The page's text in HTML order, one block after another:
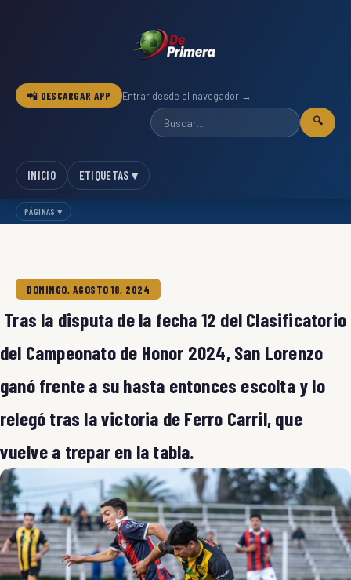
📲 DESCARGAR APP Entrar desde el navegador →
🔍
INICIO ETIQUETAS ▾
PÁGINAS ▾
DOMINGO, AGOSTO 18, 2024
Tras la disputa de la fecha 12 del Clasificatorio
del Campeonato de Honor 2024, San Lorenzo
ganó frente a su hasta entonces escolta y lo
relegó tras la victoria de Ferro Carril, que
vuelve a trepar en la tabla.